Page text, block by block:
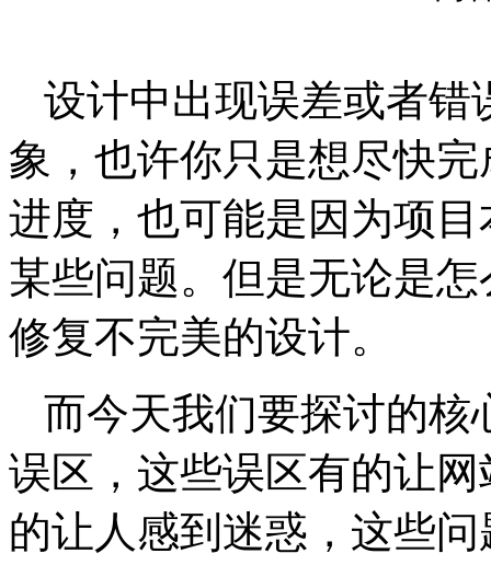
设计中出现误差或者错
象，也许你只是想尽快
进度，也可能是因为项
某些问题。但是无论是
修复不完美的设计。
而今天我们要探讨的核
误区，这些误区有的让
的让人感到迷惑，这些